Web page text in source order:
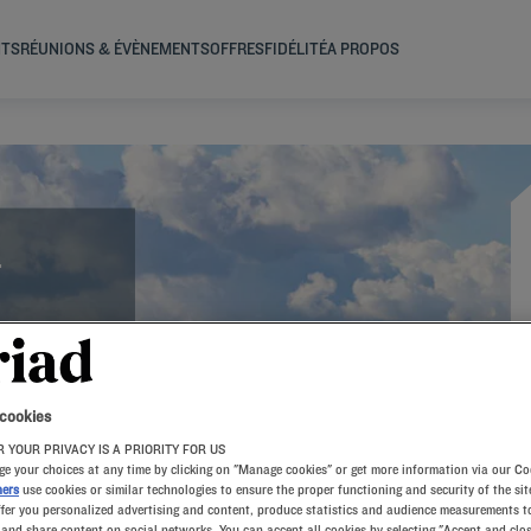
RÉUNIONS & ÉVÈNEMENTSOFFRESFIDÉLITÉA PROPOS
l'un de
une
Nos
d'un
un petit
YOUR PRIVACY IS A PRIORITY FOR US
your choices at any time by clicking on "Manage cookies" or get more information via our
use cookies or similar technologies to ensure the proper functioning and security of the
you personalized advertising and content, produce statistics and audience measurements